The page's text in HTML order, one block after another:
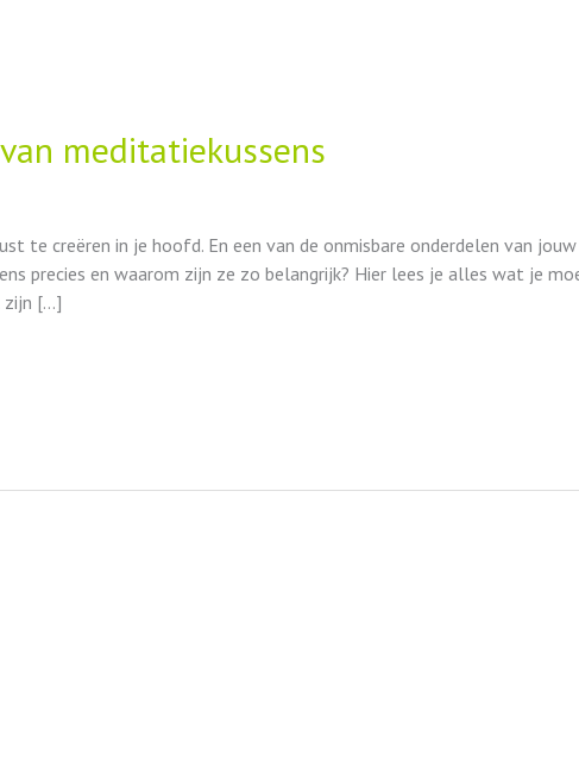
meditatiekussens
te creëren in je hoofd. En een van de onmisbare onderdelen van
precies en waarom zijn ze zo belangrijk? Hier lees je alles wat je
zijn […]